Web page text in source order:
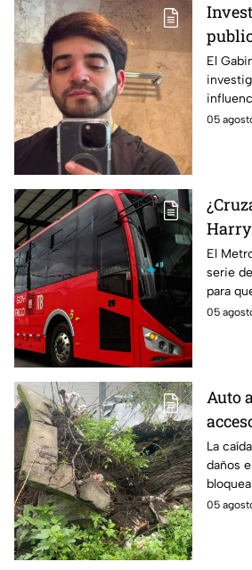
"La
El
analiza
05
lanza
El
serie
para
y
05
Auto
Cae
calles
La
daños
unidad
05